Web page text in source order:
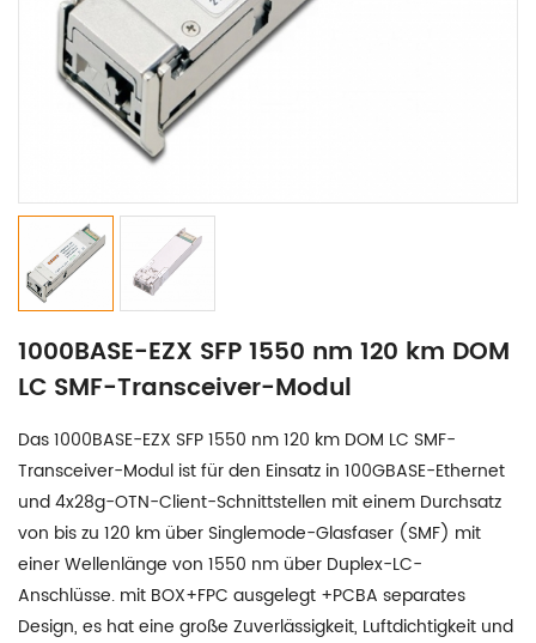
1000BASE-EZX SFP 1550 nm 120 km DOM
LC SMF-Transceiver-Modul
Das 1000BASE-EZX SFP 1550 nm 120 km DOM LC SMF-
Transceiver-Modul ist für den Einsatz in 100GBASE-Ethernet
und 4x28g-OTN-Client-Schnittstellen mit einem Durchsatz
von bis zu 120 km über Singlemode-Glasfaser (SMF) mit
einer Wellenlänge von 1550 nm über Duplex-LC-
Anschlüsse. mit BOX+FPC ausgelegt +PCBA separates
Design, es hat eine große Zuverlässigkeit, Luftdichtigkeit und